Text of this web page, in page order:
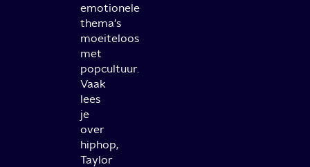
emotionele
thema's
moeiteloos
met
popcultuur.
Vaak
lees
je
over
hiphop,
Taylor